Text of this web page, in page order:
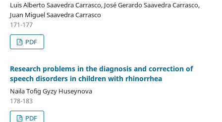
Luis Alberto Saavedra Carrasco, José Gerardo Saavedra Carrasco,
Juan Miguel Saavedra Carrasco
171-177
PDF
Research problems in the diagnosis and correction of
speech disorders in children with rhinorrhea
Naila Tofig Gyzy Huseynova
178-183
PDF